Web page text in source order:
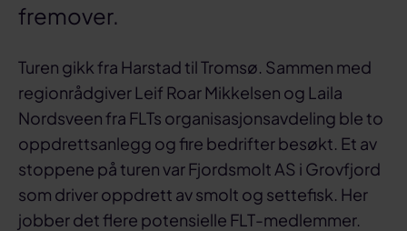
fremover.
Turen gikk fra Harstad til Tromsø. Sammen med
regionrådgiver Leif Roar Mikkelsen og Laila
Nordsveen fra FLTs organisasjonsavdeling ble to
oppdrettsanlegg og fire bedrifter besøkt. Et av
stoppene på turen var Fjordsmolt AS i Grovfjord
som driver oppdrett av smolt og settefisk. Her
jobber det flere potensielle FLT-medlemmer.